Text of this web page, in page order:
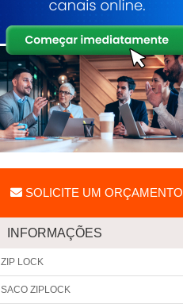
SOLICITE UM ORÇAMENTO
INFORMAÇÕES
ZIP LOCK
SACO ZIPLOCK